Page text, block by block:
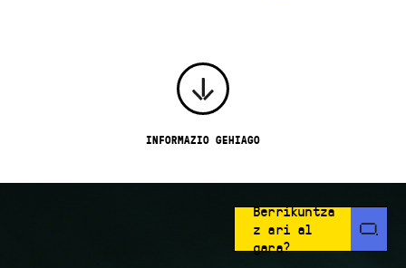
INFORMAZIO GEHIAGO
Berrikuntza
z ari al
gara?